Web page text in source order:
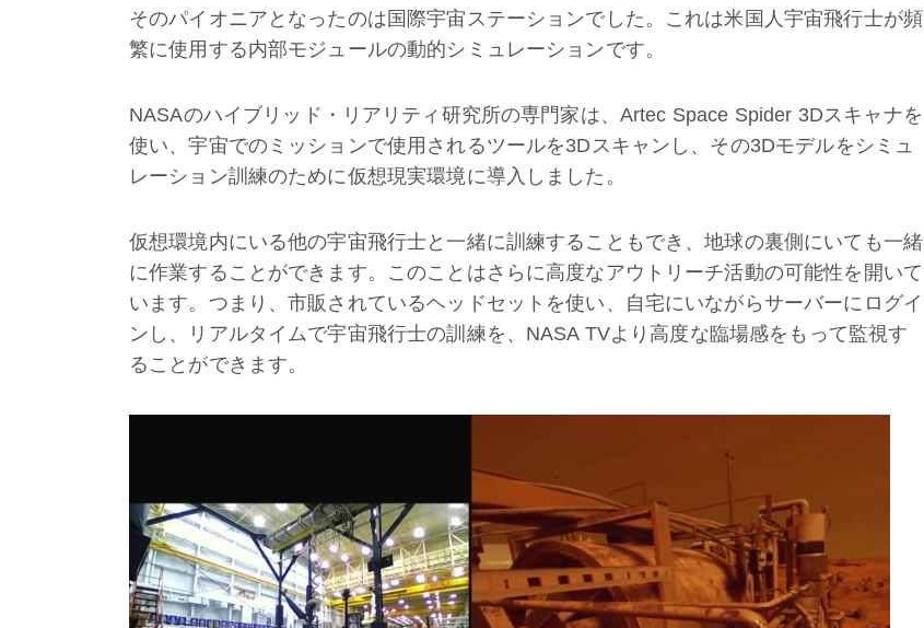
そのパイオニアとなったのは国際宇宙ステーションでした。これは米国人宇宙飛行士が頻
繁に使用する内部モジュールの動的シミュレーションです。
NASAのハイブリッド・リアリティ研究所の専門家は、Artec Space Spider 3Dスキャナを
使い、宇宙でのミッションで使用されるツールを3Dスキャンし、その3Dモデルをシミュ
レーション訓練のために仮想現実環境に導入しました。
仮想環境内にいる他の宇宙飛行士と一緒に訓練することもでき、地球の裏側にいても一緒
に作業することができます。このことはさらに高度なアウトリーチ活動の可能性を開いて
います。つまり、市販されているヘッドセットを使い、自宅にいながらサーバーにログイ
ンし、リアルタイムで宇宙飛行士の訓練を、NASA TVより高度な臨場感をもって監視す
ることができます。